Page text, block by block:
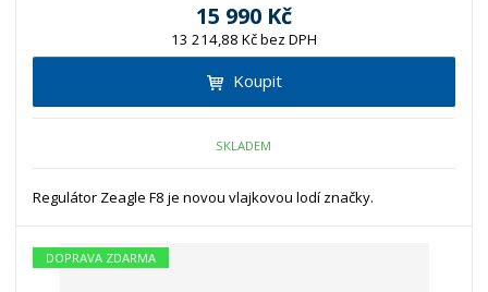
15 990 Kč
13 214,88 Kč bez DPH
Koupit
SKLADEM
Regulátor Zeagle F8 je novou vlajkovou lodí značky.
DOPRAVA ZDARMA